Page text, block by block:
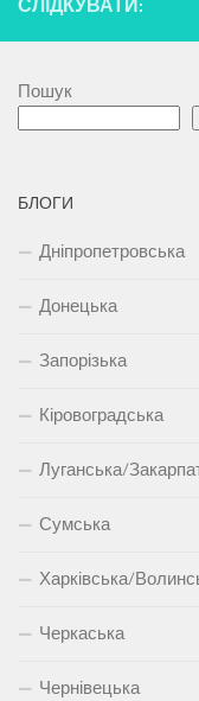
СЛІДКУВАТИ:
Пошук
БЛОГИ
Дніпропетровська
Донецька
Запорізька
Кіровоградська
Луганська/
Сумська
Харківська/
Черкаська
Чернівецька